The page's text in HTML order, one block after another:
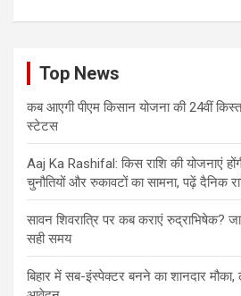
Top News
कब आएगी पीएम किसान योजना की 24वीं
स्टेटस
Aaj Ka Rashifal: किस राशि की योजनाएं
चुनौतियों और रुकावटों का सामना, पढ़ें दैनिक
सावन शिवरात्रि पर कब कराएं रुद्राभिषेक?
सही समय
बिहार में सब-इंस्पेक्टर बनने का शानदार